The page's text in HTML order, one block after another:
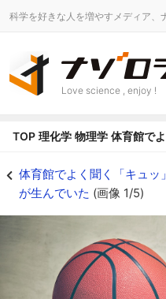
科学を好きな人を増やすメディア、
Love science , enjoy !
TOP 理化学 物理学 体育館で
体育館でよく聞く「キュ
が生んでいた (画像 1/5)